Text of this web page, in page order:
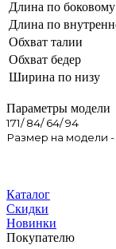
Длина по
Длина по
Обхват талии
Обхват бедер
Ширина по низу
Параметры модели
171/ 84/ 64/ 94
Размер на модели -
Каталог
Скидки
Новинки
Покупателю